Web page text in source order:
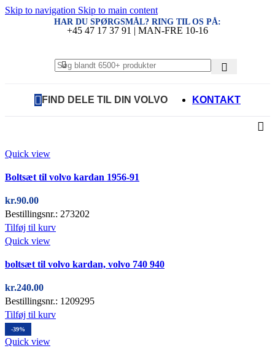
Skip to navigation Skip to main content
HAR DU SPØRGSMÅL? RING TIL OS PÅ:
+45 47 17 37 91 | MAN-FRE 10-16
FIND DELE TIL DIN VOLVO KONTAKT
Quick view
Boltsæt til volvo kardan 1956-91
kr.90.00
Bestillingsnr.: 273202
Tilføj til kurv
Quick view
boltsæt til volvo kardan, volvo 740 940
kr.240.00
Bestillingsnr.: 1209295
Tilføj til kurv
-39%
Quick view